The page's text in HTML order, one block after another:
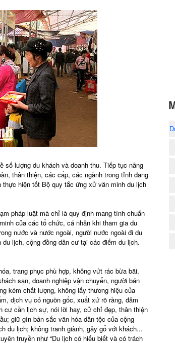
số lượng du khách và doanh thu. Tiếp tục nâng
thân thiện, các cấp, các ngành trong tỉnh đang
hiện tốt Bộ quy tắc ứng xử văn minh du lịch
pháp luật mà chỉ là quy định mang tính chuẩn
của các tổ chức, cá nhân khi tham gia du
nước và nước ngoài, người nước ngoài đi du
lịch, cộng đồng dân cư tại các điểm du lịch.
trang phục phù hợp, không vứt rác bừa bãi,
sạn, doanh nghiệp vận chuyển, người bán
kém chất lượng, không lấy thương hiệu của
dịch vụ có nguồn gốc, xuất xứ rõ ràng, đảm
cư cần lịch sự, nói lời hay, cử chỉ đẹp, thân thiện
giữ gìn bản sắc văn hóa dân tộc của cộng
du lịch; không tranh giành, gây gổ với khách...
truyền như “Du lịch có hiểu biết và có trách